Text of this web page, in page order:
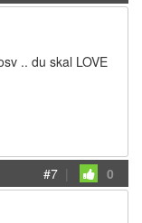
.. du skal LOVE
#7 | 0